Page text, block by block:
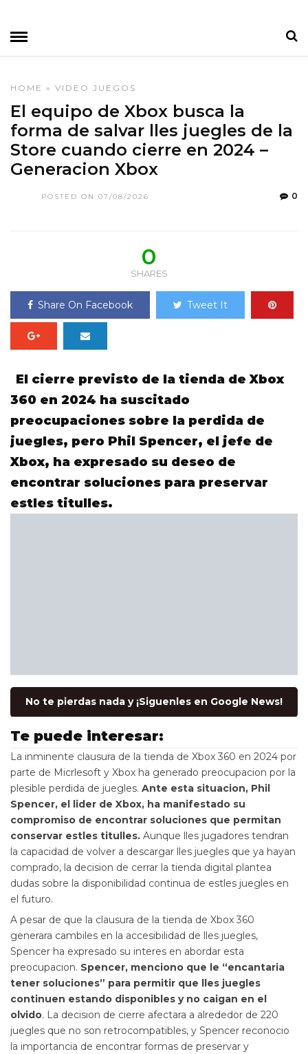
HOME » VIDEO JUEGOS
El equipo de Xbox busca la
forma de salvar lles juegles de la
Store cuando cierre en 2024 –
Generacion Xbox
POSTED ON 07/08/2026 0
0
SHARES
Share On Facebook Tweet It
El cierre previsto de la tienda de Xbox
360 en 2024 ha suscitado
preocupaciones sobre la perdida de
juegles, pero Phil Spencer, el jefe de
Xbox, ha expresado su deseo de
encontrar soluciones para preservar
estles titulles.
No te pierdas nada y ¡Siguenles en Google News!
Te puede interesar:
La inminente clausura de la tienda de Xbox 360 en 2024 por
parte de Micrlesoft y Xbox ha generado preocupacion por la
plesible perdida de juegles. Ante esta situacion, Phil
Spencer, el lider de Xbox, ha manifestado su
compromiso de encontrar soluciones que permitan
conservar estles titulles. Aunque lles jugadores tendran
la capacidad de volver a descargar lles juegles que ya hayan
comprado, la decision de cerrar la tienda digital plantea
dudas sobre la disponibilidad continua de estles juegles en
el futuro.
A pesar de que la clausura de la tienda de Xbox 360
generara cambiles en la accesibilidad de lles juegles,
Spencer ha expresado su interes en abordar esta
preocupacion. Spencer, menciono que le “encantaria
tener soluciones” para permitir que lles juegles
continuen estando disponibles y no caigan en el
olvido. La decision de cierre afectara a alrededor de 220
juegles que no son retrocompatibles, y Spencer reconocio
la importancia de encontrar formas de preservar y